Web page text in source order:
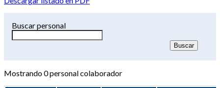
Buscar personal
Mostrando0personal colaborador